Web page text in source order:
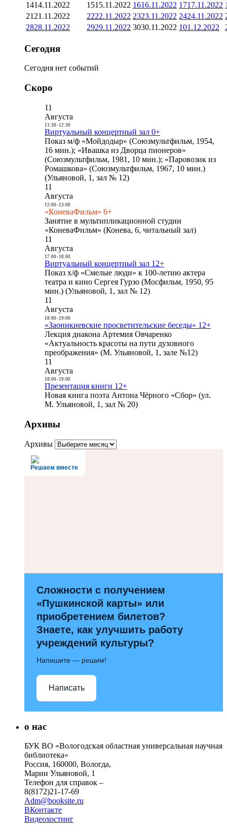
1414.11.2022 1515.11.2022 1616.11.2022 1717.11.2022
21 21.11.2022 2222.11.2022 2323.11.2022 2424.11.2022
2828.11.2022 2929.11.2022 3030.11.2022 101.12.2022
Сегодня
Сегодня нет событий
Скоро
11
Августа
11:30- 12:30
Виртуальный концертный зал 0+
Показ м/ф «Мойдодыр» (Союзмультфильм, 1954,
16 мин.); «Ивашка из Дворца пионеров»
(Союзмультфильм, 1981, 10 мин.); «Паровозик из
Ромашкова» (Союзмультфильм, 1967, 10 мин.)
(Ульяновой, 1, зал № 12)
11
Августа
12:00- 13:00
«КоневаФильм» 6+
Занятие в мультипликационной студии
«КоневаФильм» (Конева, 6, читальный зал)
11
Августа
17:00- 18:00
Виртуальный концертный зал 12+
Показ х/ф «Смелые люди» к 100-летию актера
театра и кино Сергея Гурзо (Мосфильм, 1950, 95
мин.) (Ульяновой, 1, зал № 12)
11
Августа
18:00- 19:00
«Заоникиевские просветительские беседы» 12+
Лекция диакона Артемия Овчаренко
«Актуальность красоты на пути духовного
преображения» (М. Ульяновой, 1, зале №12)
11
Августа
18:00- 19:00
Презентация книги 12+
Новая книга поэта Антона Чёрного «Сбор» (ул.
М. Ульяновой, 1, зал № 20)
Архивы
Архивы
Решаем вместе
Сложности с получением
«Пушкинской карты» или
приобретением билетов?
Знаете, как улучшить работу
учреждений культуры?
Напишите — решим!
Написать
о нас
БУК ВО «Вологодская областная универсальная научная
библиотека»
Россия, 160000, Вологда,
Марии Ульяновой, 1
Телефон для справок –
8(8172)21-17-69
Adm@booksite.ru
ВКонтакте
Видеохостинг